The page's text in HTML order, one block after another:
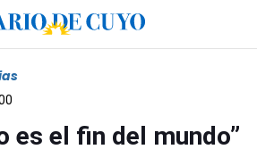
es el fin del mundo”